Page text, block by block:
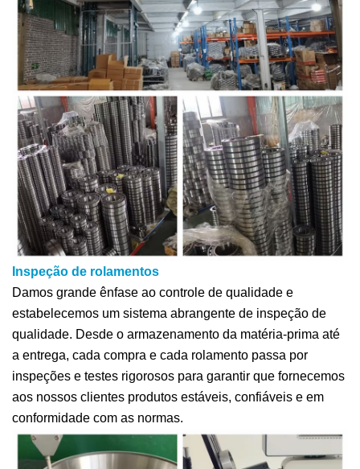
Inspeção de rolamentos
Damos grande ênfase ao controle de qualidade e
estabelecemos um sistema abrangente de inspeção de
qualidade. Desde o armazenamento da matéria-prima até
a entrega, cada compra e cada rolamento passa por
inspeções e testes rigorosos para garantir que fornecemos
aos nossos clientes produtos estáveis, confiáveis e em
conformidade com as normas.